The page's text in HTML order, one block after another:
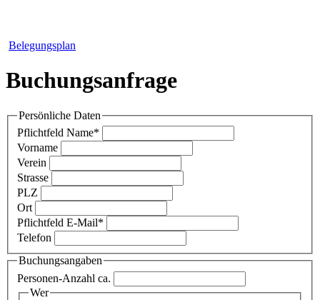
Belegungsplan
Buchungsanfrage
Persönliche Daten
Pflichtfeld Name*
Vorname
Verein
Strasse
PLZ
Ort
Pflichtfeld E-Mail*
Telefon
Buchungsangaben
Personen-Anzahl ca.
Wer